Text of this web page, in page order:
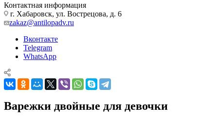
Контактная информация
г. Хабаровск, ул. Вострецова, д. 6
zakaz@antilopadv.ru
Вконтакте
Telegram
WhatsApp
Варежки двойные для девочки